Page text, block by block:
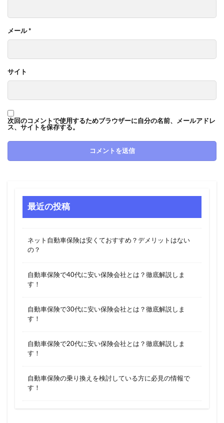
メール*
サイト
次回のコメントで使用するためブラウザーに自分の名前、メールアドレ
ス、サイトを保存する。
最近の投稿
ネット自動車保険は安くておすすめ？デメリットはない
の？
自動車保険で40代に安い保険会社とは？徹底解説しま
す！
自動車保険で30代に安い保険会社とは？徹底解説しま
す！
自動車保険で20代に安い保険会社とは？徹底解説しま
す！
自動車保険の乗り換えを検討している方に必見の情報で
す！